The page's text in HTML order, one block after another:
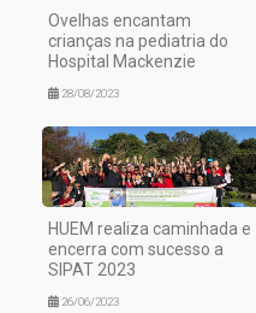
Ovelhas encantam
crianças na pediatria do
Hospital Mackenzie
28/08/2023
HUEM realiza caminhada e
encerra com sucesso a
SIPAT 2023
26/06/2023